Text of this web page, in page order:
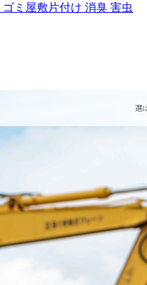
ゴミ屋敷片付け 消臭 害虫